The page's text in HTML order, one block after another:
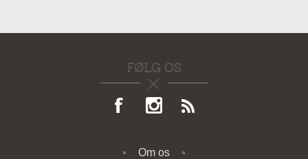
FØLG OS
Om os